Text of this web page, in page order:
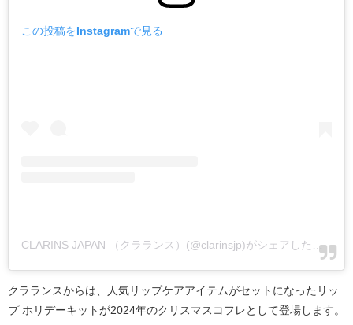
この投稿をInstagramで見る
CLARINS JAPAN （クラランス）(@clarinsjp)がシェアした投稿
クラランスからは、人気リップケアアイテムがセットになったリッ
プ ホリデーキットが2024年のクリスマスコフレとして登場します。